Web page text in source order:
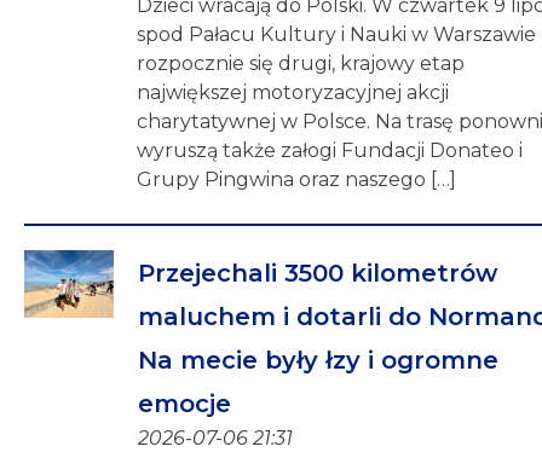
Dzieci wracają do Polski. W czwartek 9
spod Pałacu Kultury i Nauki w Warszawie
rozpocznie się drugi, krajowy etap
największej motoryzacyjnej akcji
charytatywnej w Polsce. Na trasę
wyruszą także załogi Fundacji Donateo i
Grupy Pingwina oraz naszego […]
Przejechali 3500 kilometrów
maluchem i dotarli do
Na mecie były łzy i ogromne
emocje
2026-07-06 21:31